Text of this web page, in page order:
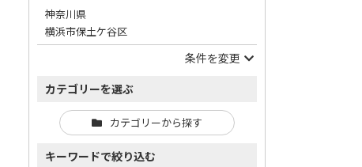
神奈川県
横浜市保土ケ谷区
条件を変更
カテゴリーを選ぶ
カテゴリーから探す
キーワードで絞り込む